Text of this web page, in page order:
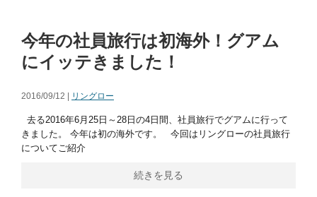
今年の社員旅行は初海外！グアム
にイッテきました！
2016/09/12 | リングロー
去る2016年6月25日～28日の4日間、社員旅行でグアムに行って
きました。 今年は初の海外です。 今回はリングローの社員旅行
についてご紹介
続きを見る